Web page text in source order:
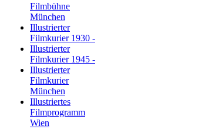
Filmbühne
München
Illustrierter
Filmkurier 1930 -
Illustrierter
Filmkurier 1945 -
Illustrierter
Filmkurier
München
Illustriertes
Filmprogramm
Wien